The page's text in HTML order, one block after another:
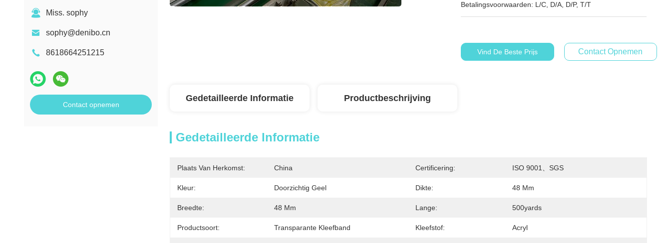
Miss. sophy
sophy@denibo.cn
8618664251215
Contact opnemen
Betalingsvoorwaarden: L/C, D/A, D/P, T/T
Vind De Beste Prijs Contact Opnemen
Gedetailleerde Informatie Productbeschrijving
Gedetailleerde Informatie
Plaats Van Herkomst: China Certificering: ISO 9001、SGS
Kleur: Doorzichtig Geel Dikte: 48 Μm
Breedte: 48 Mm Lange: 500yards
Productsoort: Transparante Kleefband Kleefstof: Acryl